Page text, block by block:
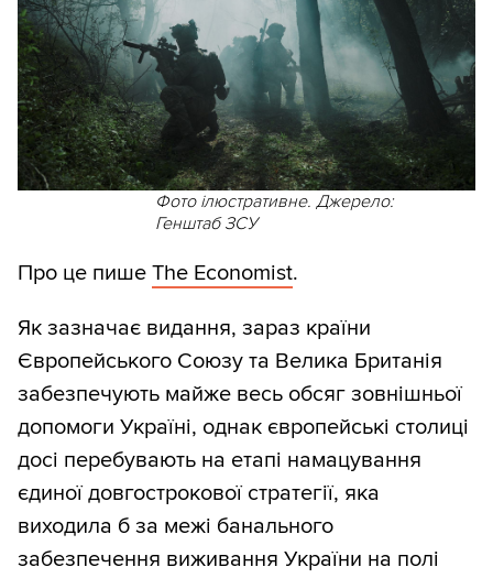
Фото ілюстративне. Джерело:
Генштаб ЗСУ
Про це пише The Economist.
Як зазначає видання, зараз країни
Європейського Союзу та Велика Британія
забезпечують майже весь обсяг зовнішньої
допомоги Україні, однак європейські столиці
досі перебувають на етапі намацування
єдиної довгострокової стратегії, яка
виходила б за межі банального
забезпечення виживання України на полі